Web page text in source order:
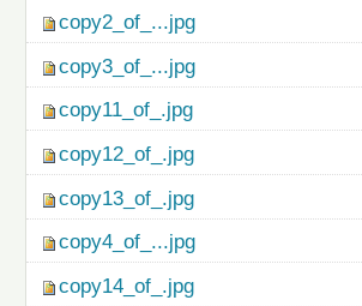
copy2_of_...jpg
copy3_of_...jpg
copy11_of_.jpg
copy12_of_.jpg
copy13_of_.jpg
copy4_of_...jpg
copy14_of_.jpg